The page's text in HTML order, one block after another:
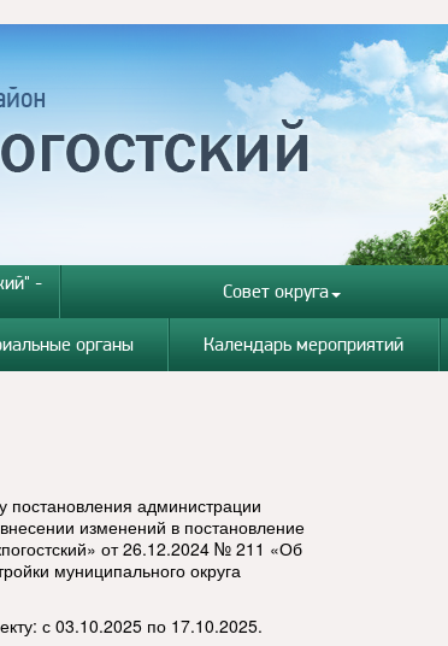
- Совет округа
органы Календарь мероприятий
администрации
изменений в постановление
от 26.12.2024 № 211 «Об
муниципального округа
с 03.10.2025 по 17.10.2025.